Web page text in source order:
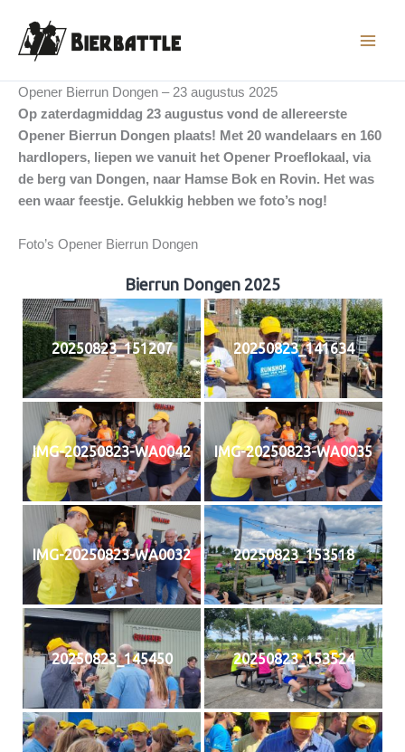
naar
Opener Bierrun Dongen – 23 augustus 2025
Op zaterdagmiddag 23 augustus vond de allereerste
Opener Bierrun Dongen plaats! Met 20 wandelaars en 160
hardlopers, liepen we vanuit het Opener Proeflokaal, via
de berg van Dongen, naar Hamse Bok en Rovin. Het was
een waar feestje. Gelukkig hebben we foto’s nog!
Foto’s Opener Bierrun Dongen
Bierrun Dongen 2025
20250823_151207 20250823_141634
IMG-20250823-WA0042 IMG-20250823-WA0035
IMG-20250823-WA0032 20250823_153518
20250823_145450 20250823_153524